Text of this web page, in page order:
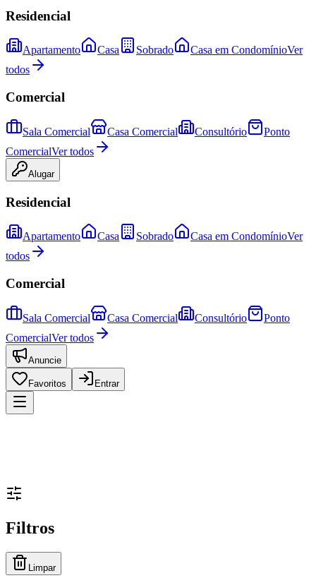
Residencial
Apartamento Casa Sobrado Casa em CondomínioVer
todos
Comercial
Sala Comercial Casa Comercial Consultório
Ponto
ComercialVer todos
Alugar
Residencial
Apartamento Casa Sobrado Casa em CondomínioVer
todos
Comercial
Sala Comercial Casa Comercial Consultório
Ponto
ComercialVer todos
Anuncie
Favoritos Entrar
Filtros
Limpar